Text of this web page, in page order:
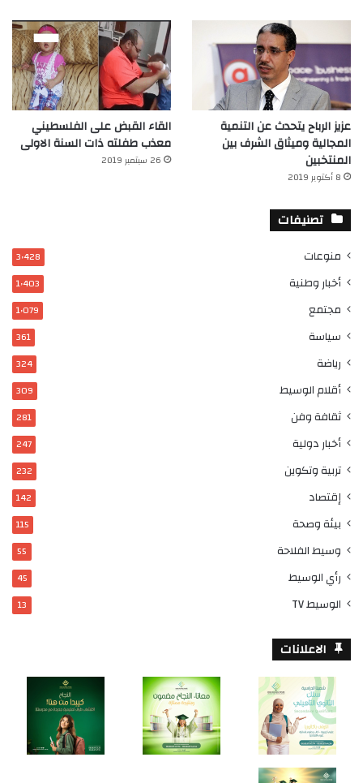
عزيز الرباح يتحدث عن التنمية
المجالية وميثاق الشرف بين
المنتخبين
8 أكتوبر 2019
القاء القبض على الفلسطيني
معذب طفلته ذات السنة الاولى
26 سبتمبر 2019
تصنيفات
منوعات 3٬428
أخبار وطنية 1٬403
مجتمع 1٬079
سياسة 361
رياضة 324
أقلام الوسيط 309
ثقافة وفن 281
أخبار دولية 247
تربية وتكوين 232
إقتصاد 142
بيئة وصحة 115
وسيط الفلاحة 55
رأي الوسيط 45
الوسيط TV 13
الاعلانات